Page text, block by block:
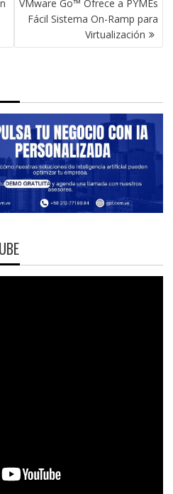
VMware Go™ Ofrece a PYMEs
Fácil Sistema On-Ramp para
Virtualización